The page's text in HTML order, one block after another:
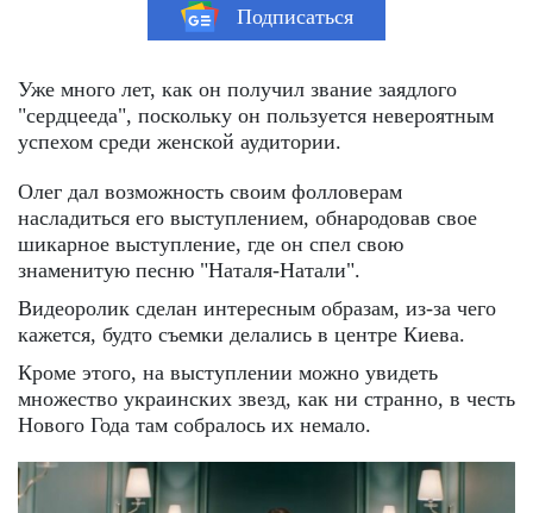
Подписаться
Уже много лет, как он получил звание заядлого
"сердцееда", поскольку он пользуется невероятным
успехом среди женской аудитории.
Олег дал возможность своим фолловерам
насладиться его выступлением, обнародовав свое
шикарное выступление, где он спел свою
знаменитую песню "Наталя-Натали".
Видеоролик сделан интересным образам, из-за чего
кажется, будто съемки делались в центре Киева.
Кроме этого, на выступлении можно увидеть
множество украинских звезд, как ни странно, в честь
Нового Года там собралось их немало.